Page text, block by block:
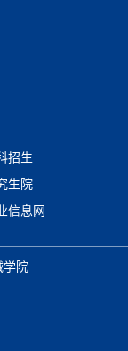
招生
生院
信息网
学院